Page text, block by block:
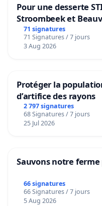
Pour une desserte
Stroombeek et
bediening van de
Voor
71 signatures
71 Signatures / 7 jours
3 Aug 2026
Protéger la
d’artifice des rayons
2 797 signatures
68 Signatures / 7 jours
25 Jul 2026
Sauvons notre ferme
66 signatures
66 Signatures / 7 jours
5 Aug 2026